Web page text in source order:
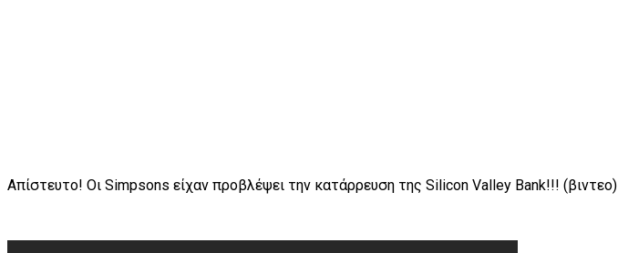
Απίστευτο! Οι Simpsons είχαν προβλέψει την κατάρρευση της Silicon Valley Bank!!! (βιντεο)